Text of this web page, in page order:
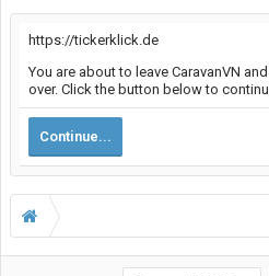
https://tickerklick.de
You are about to leave CaravanVN
over. Click the button below to
Continue...